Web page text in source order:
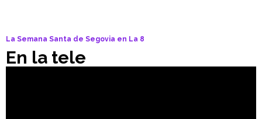
La Semana Santa de Segovia en La 8
En la tele